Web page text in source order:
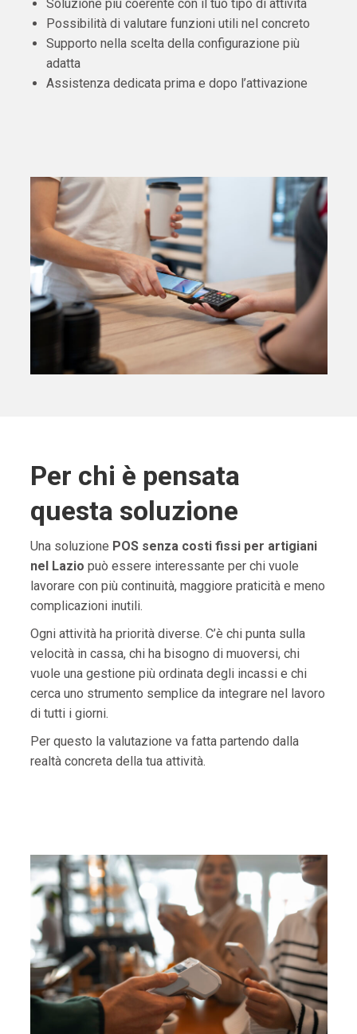
Soluzione più coerente con il tuo tipo di attività
Possibilità di valutare funzioni utili nel concreto
Supporto nella scelta della configurazione più
adatta
Assistenza dedicata prima e dopo l’attivazione
Per chi è pensata
questa soluzione
Una soluzione POS senza costi fissi per artigiani
nel Lazio può essere interessante per chi vuole
lavorare con più continuità, maggiore praticità e meno
complicazioni inutili.
Ogni attività ha priorità diverse. C’è chi punta sulla
velocità in cassa, chi ha bisogno di muoversi, chi
vuole una gestione più ordinata degli incassi e chi
cerca uno strumento semplice da integrare nel lavoro
di tutti i giorni.
Per questo la valutazione va fatta partendo dalla
realtà concreta della tua attività.